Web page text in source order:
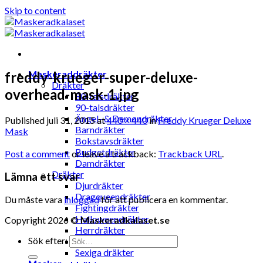
Skip to content
Maskeraddräkter
Dräkter
80-talsdräkter
90-talsdräkter
Ängel- & Demondräkter
Barndräkter
Bokstavsdräkter
Budgetdräkter
Damdräkter
Dräkter
Djurdräkter
Dragqueendräkter
Fightingdräkter
Halloweendräkter
Herrdräkter
Hunddräkter
Sexiga dräkter
freddy-krueger-super-deluxe-
overhead-mask-1.jpg
Published juli 31, 2015at440 × 440inFreddy Krueger Deluxe
Mask
Post a commentor leave a trackback: Trackback URL.
Lämna ett svar
Du måste vara inloggadför att publicera en kommentar.
Copyright 2026 ©Maskeradkalaset.se
Sök efter: